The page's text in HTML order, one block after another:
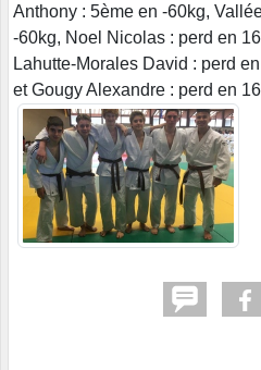
Anthony : 5ème en -60kg,
-60kg, Noel Nicolas : perd en
Lahutte-Morales David : perd
et Gougy Alexandre : perd en